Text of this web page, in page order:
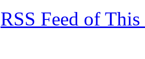
RSS Feed of This